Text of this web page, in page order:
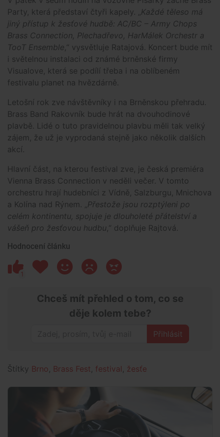
Party, která představí čtyři kapely. „ Každé těleso má
jiný přístup k žesťové hudbě: AC/BC – Army Chops
Brass Connection, Plechadřevo, HarMálek Orchestr a
TooT Ensemble ,“ vysvětluje Ratajová. Koncert bude mít
i světelnou instalaci od známé brněnské firmy
Visualove, která se podílí třeba i na oblíbeném
festivalu planet na hvězdárně.
Letošní rok zve návštěvníky i na Brněnskou přehradu.
Brass Band Rakovník bude hrát na dvouhodinové
plavbě. Lidé o tuto pravidelnou plavbu měli tak velký
zájem, že už je vyprodaná stejně jako několik dalších
akcí.
Hlavní část, na kterou festival zve, je česká premiéra
Vienna Brass Connection v neděli večer. V tomto
orchestru hrají hudebníci z Vídně, Salzburgu, Mnichova
a Kolína nad Rýnem. „ Přestože jsou rozptýleni po
celém kontinentu, spojuje je dlouholeté přátelství a
vášeň pro žesťovou hudbu ,“ doplňuje Rajtová.
Hodnocení článku
1
Chceš mít přehled o tom, co se
děje kolem tebe?
Přihlásit
Štítky Brno Brass Fest festival žesťe